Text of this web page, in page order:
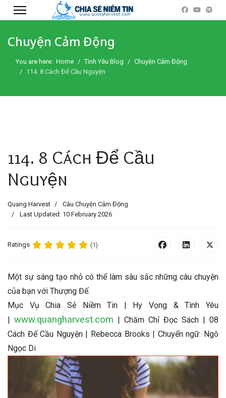
Chuyện Cảm Động
You are here: Home Tình Yêu Blog
Chuyện Cảm Động
114. 8 Cách Để Cầu Nguyện
114. 8 Cách Để Cầu
Nguyện
Quang Harvest
Câu Chuyện Cảm Động
Last Updated: 10 February 2026
Ratings (1)
Một sự sáng tạo nhỏ có thể làm sâu sắc những câu chuyện
của bạn với Thượng Đế.
Mục Vụ Chia Sẻ Niềm Tin | Hy Vọng & Tình Yêu
| www.quangharvest.com | Chăm Chỉ Đọc Sách | 08
Cách Để Cầu Nguyện| Rebecca Brooks | Chuyển ngữ: Ngô
Ngọc Di